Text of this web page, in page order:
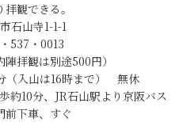
観できる。
石山寺1-1-1
537・0013
陣拝観は別途500円）
（入山は16時まで） 無休
約10分、JR石山駅より京阪バス
前下車、すぐ